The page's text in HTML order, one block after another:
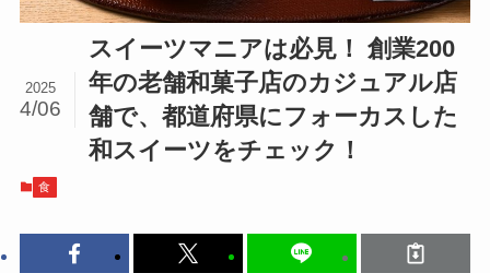
スイーツマニアは必見！ 創業200
年の老舗和菓子店のカジュアル店
舗で、都道府県にフォーカスした
和スイーツをチェック！
2025
4/06
食